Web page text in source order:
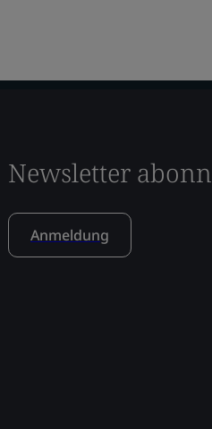
Newsletter
Anmeldung